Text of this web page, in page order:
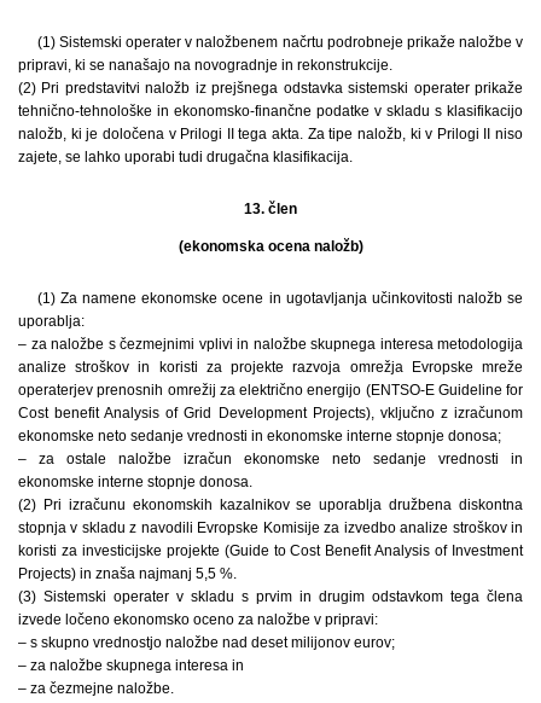
(1) Sistemski operater v naložbenem načrtu podrobneje prikaže naložbe v
pripravi, ki se nanašajo na novogradnje in rekonstrukcije.
(2) Pri predstavitvi naložb iz prejšnega odstavka sistemski operater prikaže
tehnično-tehnološke in ekonomsko-finančne podatke v skladu s klasifikacijo
naložb, ki je določena v Prilogi II tega akta. Za tipe naložb, ki v Prilogi II niso
zajete, se lahko uporabi tudi drugačna klasifikacija.
13. člen
(ekonomska ocena naložb)
(1) Za namene ekonomske ocene in ugotavljanja učinkovitosti naložb se
uporablja:
– za naložbe s čezmejnimi vplivi in naložbe skupnega interesa metodologija
analize stroškov in koristi za projekte razvoja omrežja Evropske mreže
operaterjev prenosnih omrežij za električno energijo (ENTSO-E Guideline for
Cost benefit Analysis of Grid Development Projects), vključno z izračunom
ekonomske neto sedanje vrednosti in ekonomske interne stopnje donosa;
– za ostale naložbe izračun ekonomske neto sedanje vrednosti in
ekonomske interne stopnje donosa.
(2) Pri izračunu ekonomskih kazalnikov se uporablja družbena diskontna
stopnja v skladu z navodili Evropske Komisije za izvedbo analize stroškov in
koristi za investicijske projekte (Guide to Cost Benefit Analysis of Investment
Projects) in znaša najmanj 5,5 %.
(3) Sistemski operater v skladu s prvim in drugim odstavkom tega člena
izvede ločeno ekonomsko oceno za naložbe v pripravi:
– s skupno vrednostjo naložbe nad deset milijonov eurov;
– za naložbe skupnega interesa in
– za čezmejne naložbe.